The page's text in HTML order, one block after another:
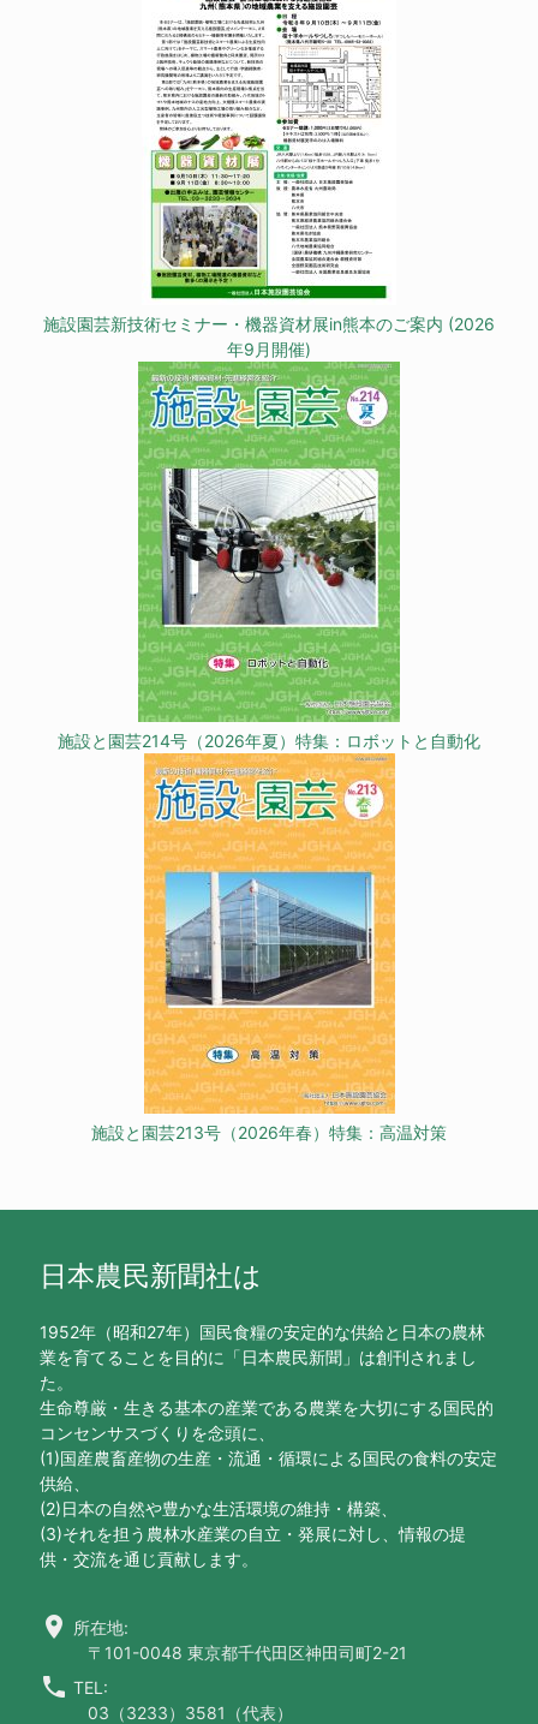
施設園芸新技術セミナー・機器資材展in熊本のご案内 (2026
年9月開催)
施設と園芸214号（2026年夏）特集：ロボットと自動化
施設と園芸213号（2026年春）特集：高温対策
日本農民新聞社は
1952年（昭和27年）国民食糧の安定的な供給と日本の農林
業を育てることを目的に「日本農民新聞」は創刊されまし
た。
生命尊厳・生きる基本の産業である農業を大切にする国民的
コンセンサスづくりを念頭に、
(1)国産農畜産物の生産・流通・循環による国民の食料の安定
供給、
(2)日本の自然や豊かな生活環境の維持・構築、
(3)それを担う農林水産業の自立・発展に対し、情報の提
供・交流を通じ貢献します。
location_on 所在地:
〒101-0048 東京都千代田区神田司町2-21
call TEL:
03（3233）3581（代表）